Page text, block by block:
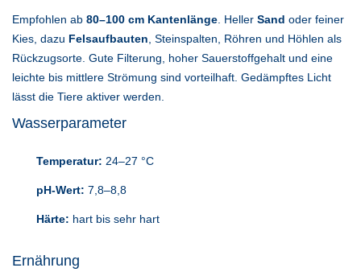
Empfohlen ab 80–100 cm Kantenlänge . Heller Sand oder feiner
Kies, dazu Felsaufbauten , Steinspalten, Röhren und Höhlen als
Rückzugsorte. Gute Filterung, hoher Sauerstoffgehalt und eine
leichte bis mittlere Strömung sind vorteilhaft. Gedämpftes Licht
lässt die Tiere aktiver werden.
Wasserparameter
Temperatur: 24–27 °C
pH-Wert: 7,8–8,8
Härte: hart bis sehr hart
Ernährung